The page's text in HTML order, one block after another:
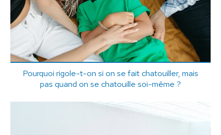
Pourquoi rigole-t-on si on se fait chatouiller, mais
pas quand on se chatouille soi-même ?